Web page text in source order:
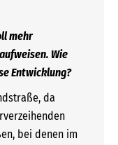
mehr
Wie
Entwicklung?
da
bei denen im